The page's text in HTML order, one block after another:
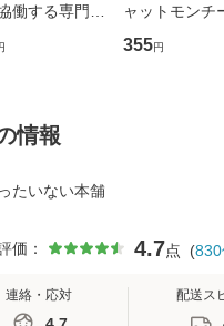
働する専門職
ネジメントス
訂第3版 (看護
ャットモンチ
ーンレコード
【メール便送
355円
情報
たいない本舗
価： 4.7点 (830
連絡・応対 配送ス